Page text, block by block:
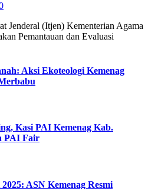
Jenderal (Itjen) Kementerian Agama
Pemantauan dan Evaluasi
Aksi Ekoteologi Kemenag
Kasi PAI Kemenag Kab.
PAI Fair
ASN Kemenag Resmi